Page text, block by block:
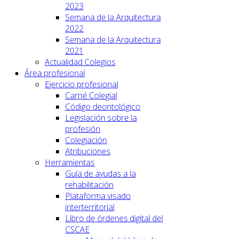
2023
Semana de la Arquitectura
2022
Semana de la Arquitectura
2021
Actualidad Colegios
Área profesional
Ejercicio profesional
Carné Colegial
Código deontológico
Legislación sobre la
profesión
Colegiación
Atribuciones
Herramientas
Guía de ayudas a la
rehabilitación
Plataforma visado
interterritorial
Libro de órdenes digital del
CSCAE